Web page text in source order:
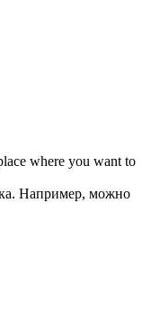
where you want to
Например, можно